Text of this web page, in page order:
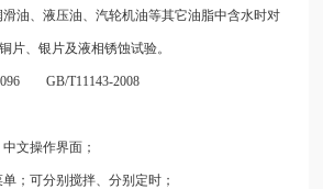
油、液压油、汽轮机油等其它油脂中含水时对
片、银片及液相锈蚀试验。
GB/T11143-2008
文操作界面；
；可分别搅拌、分别定时；